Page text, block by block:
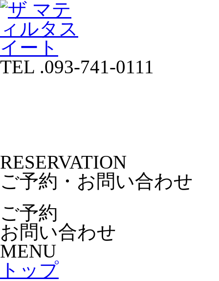
TEL .093-741-0111
RESERVATION
ご予約・お問い合わせ
ご予約
お問い合わせ
MENU
トップ